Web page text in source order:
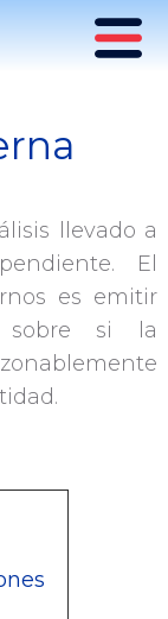
llevado a
El
es emitir
sobre si la